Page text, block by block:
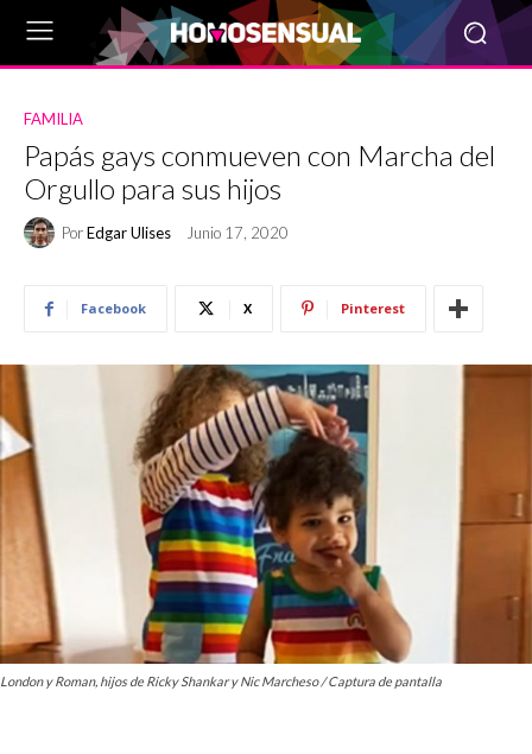
FAMILIA
Papás gays conmueven con Marcha del
Orgullo para sus hijos
PorEdgar Ulises Junio 17, 2020
Facebook X Pinterest
London y Roman, hijos de Ricky Shankar y Nic Marcheso / Captura de pantalla